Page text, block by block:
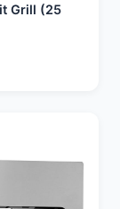
Grill (25